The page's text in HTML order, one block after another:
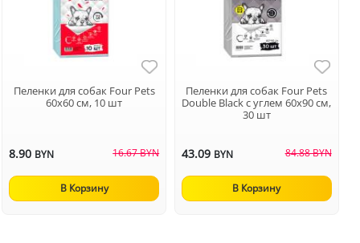
Пеленки для собак Four Pets
60х60 см, 10 шт
8.90 BYN 16.67 BYN
В Корзину
Пеленки для собак Four Pets
Double Black с углем 60х90 см,
30 шт
43.09 BYN 84.88 BYN
В Корзину